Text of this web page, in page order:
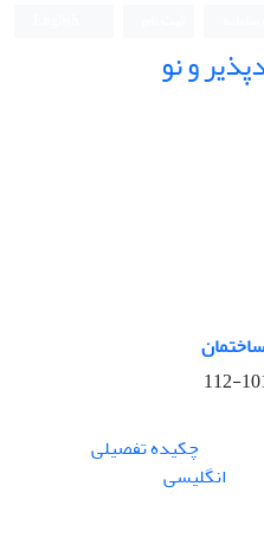
و نو
101-
چکیده تفصیلی
انگلیسی